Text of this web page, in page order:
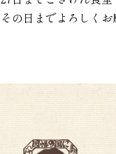
その日までよろしくお